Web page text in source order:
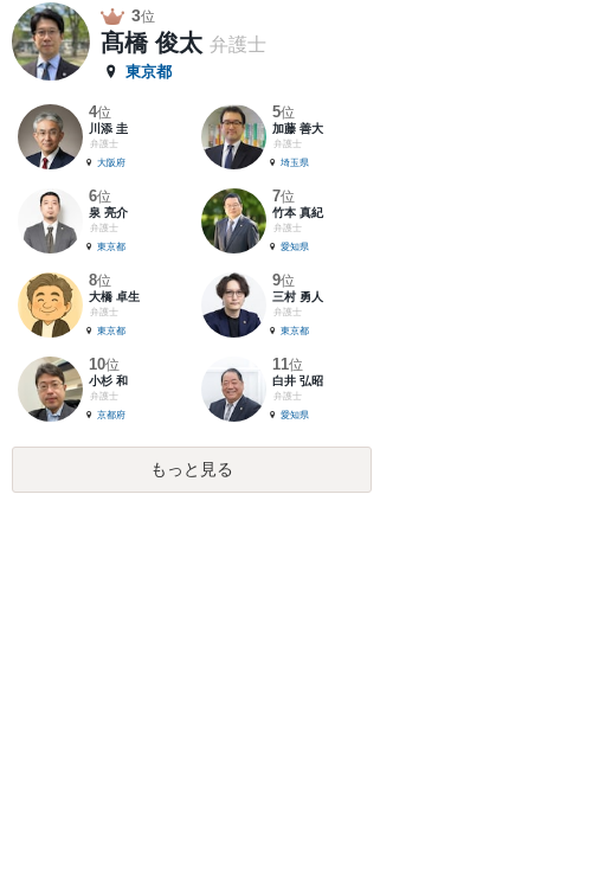
3位
髙橋 俊太 弁護士
東京都
4位
川添 圭
弁護士
大阪府
5位
加藤 善大
弁護士
埼玉県
6位
泉 亮介
弁護士
東京都
7位
竹本 真紀
弁護士
愛知県
8位
大橋 卓生
弁護士
東京都
9位
三村 勇人
弁護士
東京都
10位
小杉 和
弁護士
京都府
11位
白井 弘昭
弁護士
愛知県
もっと見る